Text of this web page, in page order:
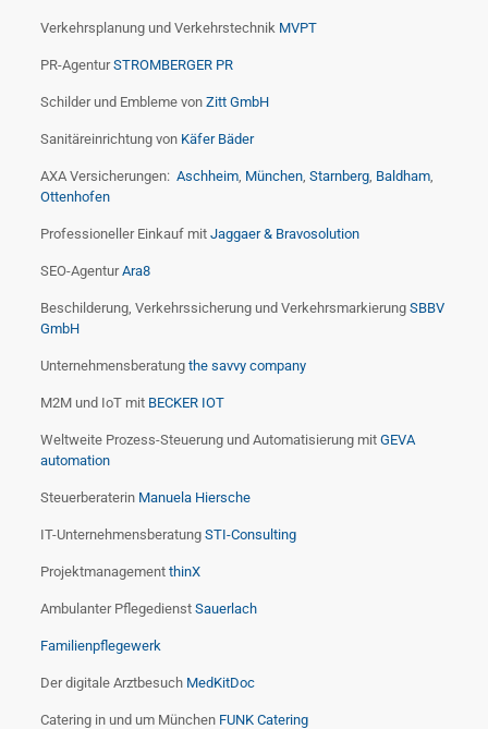
Verkehrsplanung und Verkehrstechnik MVPT
PR-AgenturSTROMBERGER PR
Schilder und Embleme von Zitt GmbH
Sanitäreinrichtung von Käfer Bäder
AXA Versicherungen: Aschheim, München, Starnberg, Baldham,
Ottenhofen
Professioneller Einkauf mit Jaggaer & Bravosolution
SEO-AgenturAra8
Beschilderung, Verkehrssicherung und Verkehrsmarkierung SBBV
GmbH
Unternehmensberatung the savvy company
M2M und IoT mit BECKER IOT
Weltweite Prozess-Steuerung und Automatisierung mit GEVA
automation
Steuerberaterin Manuela Hiersche
IT-Unternehmensberatung STI-Consulting
Projektmanagement thinX
Ambulanter Pflegedienst Sauerlach
Familienpflegewerk
Der digitale Arztbesuch MedKitDoc
Catering in und um München FUNK Catering